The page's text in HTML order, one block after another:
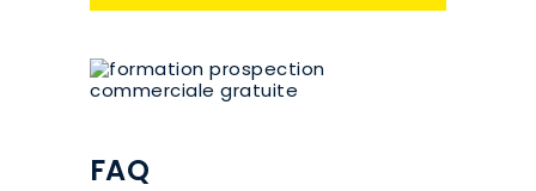
FAQ